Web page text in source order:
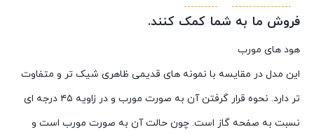
فروش ما به شما کمک کنند.
هود های مورب
این مدل در مقایسه با نمونه های قدیمی ظاهری شیک تر و متفاوت
تر دارد. نحوه قرار گرفتن آن به صورت مورب و در زاویه ۴۵ درجه ای
نسبت به صفحه گاز است. چون حالت آن به صورت مورب است و